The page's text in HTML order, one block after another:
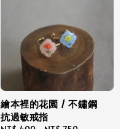
繪本裡的花園 / 不鏽鋼
抗過敏戒指